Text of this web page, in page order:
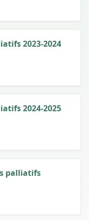
2023-2024
2024-2025
palliatifs